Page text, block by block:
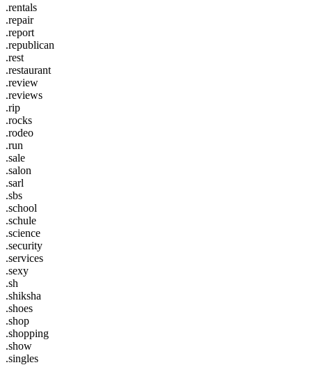
.rentals
.repair
.report
.republican
.rest
.restaurant
.review
.reviews
.rip
.rocks
.rodeo
.run
.sale
.salon
.sarl
.sbs
.school
.schule
.science
.security
.services
.sexy
.sh
.shiksha
.shoes
.shop
.shopping
.show
.singles